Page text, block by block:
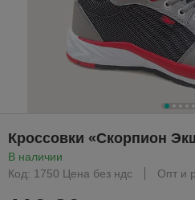
Кроссовки «Скорпион
В наличии
Код: 1750 Цена без ндс
Опт и